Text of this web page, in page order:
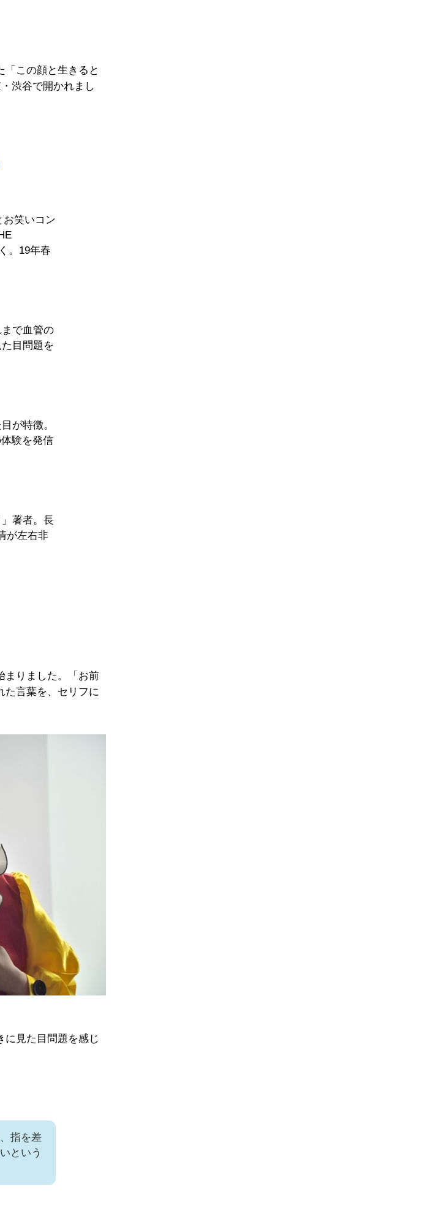
「この顔と生きると
渋谷で開かれまし
お笑いコン
。19年春
で血管の
目問題を
が特徴。
験を発信
著者。長
が左右非
まりました。「お前
た言葉を、セリフに
に見た目問題を感じ
指を差
という